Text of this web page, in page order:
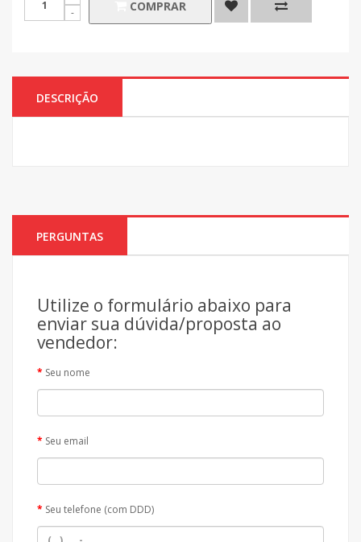
COMPRAR
DESCRIÇÃO
PERGUNTAS
Utilize o formulário abaixo para
enviar sua dúvida/proposta ao
vendedor:
Seu nome
Seu email
Seu telefone (com DDD)